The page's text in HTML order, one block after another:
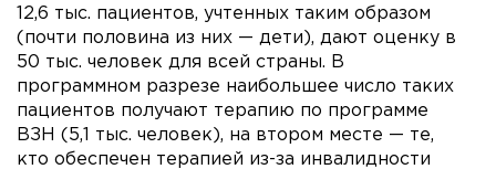
12,6 тыс. пациентов, учтенных таким образом
(почти половина из них — дети), дают оценку в
50 тыс. человек для всей страны. В
программном разрезе наибольшее число таких
пациентов получают терапию по программе
ВЗН (5,1 тыс. человек), на втором месте — те,
кто обеспечен терапией из-за инвалидности